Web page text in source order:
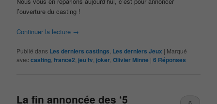
l’ouverture du casting !
Continuer la lecture →
Publié dans Les derniers castings Les derniers Jeux | Marqué
aveccasting ,france2 jeu tv joker ,Olivier Minne |6 Réponses
La fin annoncée des ‘5